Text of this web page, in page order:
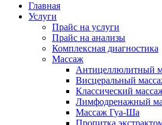
жизнь"Главная
Услуги
Прайс на услуги
Прайс на анализы
Комплексная диагностика
Массаж
Антицеллюлитный
Висцеральный
Классический
Лимфодренажный
Массаж Гуа-Ша
Пропитка